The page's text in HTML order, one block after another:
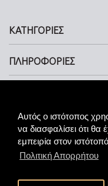
Αυτός ο ιστότοπος
να διασφαλίσει ότι θα
εμπειρία στον
Πολιτική Απορρήτου
ΚΑΤΗΓΟΡΙΕΣ
ΠΛΗΡΟΦΟΡΙΕΣ
SOCIAL MEDIA
© kosmimata-